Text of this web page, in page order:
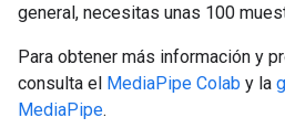
general, necesitas unas 100
Para obtener más información y
consulta el MediaPipe Colab y la
MediaPipe.